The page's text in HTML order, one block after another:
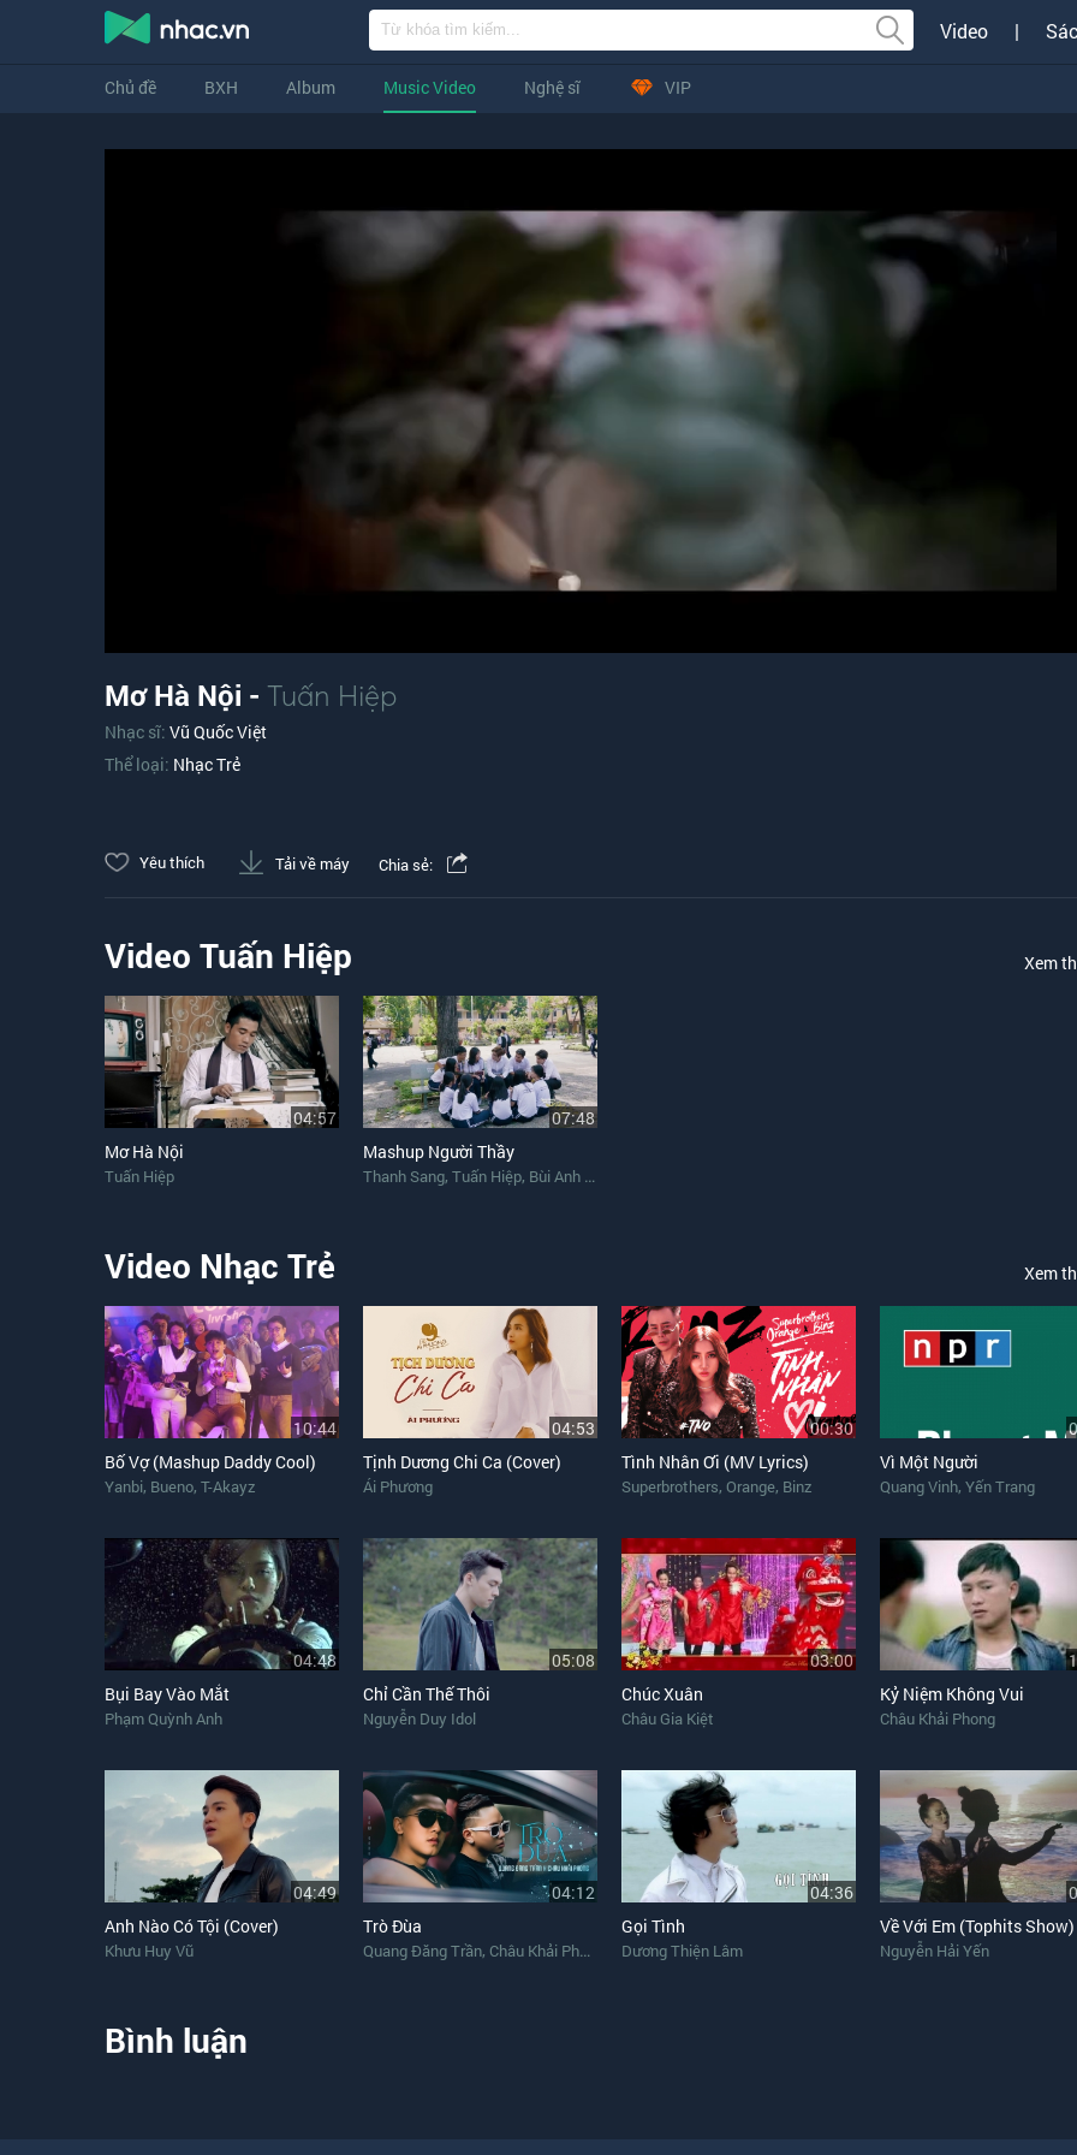
Video |
Chủ đề BXH Album Music Video Nghệ sĩ VIP
Mơ Hà Nội - Tuấn Hiệp
Nhạc sĩ: Vũ Quốc Việt
Thể loại: Nhạc Trẻ
Yêu thích Tải về máy Chia sẻ:
Video Tuấn Hiệp Xem
04:57
Mơ Hà Nội
Tuấn Hiệp
07:48
Mashup Người Thầy
Thanh Sang, Tuấn Hiệp, Bùi Anh Tuấn
Video Nhạc Trẻ Xem
10:44
Bố Vợ (Mashup Daddy Cool)
Yanbi, Bueno, T-Akayz
04:53
Tịnh Dương Chi Ca (Cover)
Ái Phương
00:30
Tình Nhân Ơi (MV Lyrics)
Superbrothers, Orange, Binz
Vì Một Người
Quang Vinh, Yến Trang
04:48
Bụi Bay Vào Mắt
Phạm Quỳnh Anh
05:08
Chỉ Cần Thế Thôi
Nguyễn Duy Idol
03:00
Chúc Xuân
Châu Gia Kiệt
Kỷ Niệm Không Vui
Châu Khải Phong
04:49
Anh Nào Có Tội (Cover)
Khưu Huy Vũ
04:12
Trò Đùa
Quang Đăng Trần, Châu Khải Phong
04:36
Gọi Tình
Dương Thiện Lâm
Về Với Em (Tophits Show)
Nguyễn Hải Yến
Bình luận